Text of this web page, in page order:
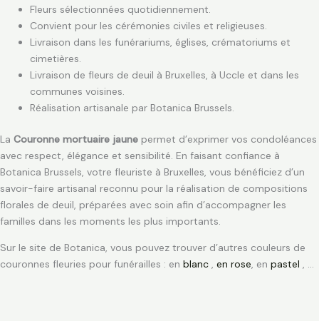
Fleurs sélectionnées quotidiennement.
Convient pour les cérémonies civiles et religieuses.
Livraison dans les funérariums, églises, crématoriums et
cimetières.
Livraison de fleurs de deuil à Bruxelles, à Uccle et dans les
communes voisines.
Réalisation artisanale par Botanica Brussels.
La Couronne mortuaire jaune permet d’exprimer vos condoléances
avec respect, élégance et sensibilité. En faisant confiance à
Botanica Brussels, votre fleuriste à Bruxelles, vous bénéficiez d’un
savoir-faire artisanal reconnu pour la réalisation de compositions
florales de deuil, préparées avec soin afin d’accompagner les
familles dans les moments les plus importants.
Sur le site de Botanica, vous pouvez trouver d’autres couleurs de
couronnes fleuries pour funérailles : en blanc , en rose, en pastel , …